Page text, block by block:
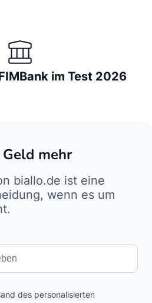
im Test 2026
mehr
biallo.de ist eine
wenn es um
des personalisierten